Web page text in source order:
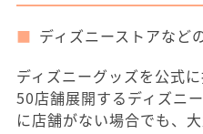
ディズニーストアなど
ディズニーグッズを公式
50店舗展開するディズニ
に店舗がない場合でも、